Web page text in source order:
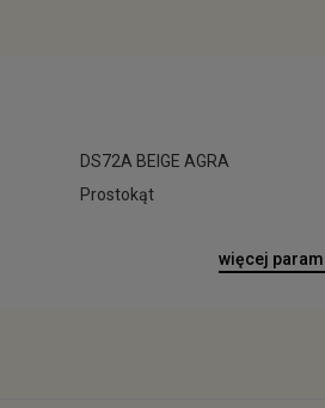
DS72A BEIGE AGRA
Prostokąt
więcej